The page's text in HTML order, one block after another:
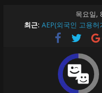
목요일,
최근: AEP(외국인 고용허
ZimiTech 온라인
ZimiTech Inc Job
필리핀 생활 정보
필리핀에 대한 간단